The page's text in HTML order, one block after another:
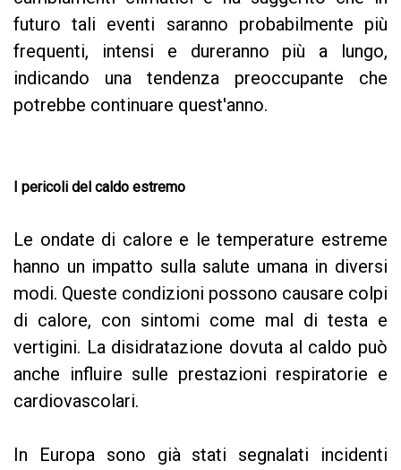
futuro tali eventi saranno probabilmente più
frequenti, intensi e dureranno più a lungo,
indicando una tendenza preoccupante che
potrebbe continuare quest'anno.
I pericoli del caldo estremo
Le ondate di calore e le temperature estreme
hanno un impatto sulla salute umana in diversi
modi. Queste condizioni possono causare colpi
di calore, con sintomi come mal di testa e
vertigini. La disidratazione dovuta al caldo può
anche influire sulle prestazioni respiratorie e
cardiovascolari.
In Europa sono già stati segnalati incidenti